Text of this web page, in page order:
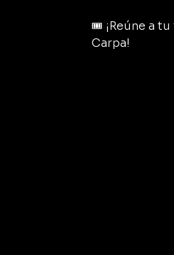
🎟️ ¡Reúne a
Carpa!